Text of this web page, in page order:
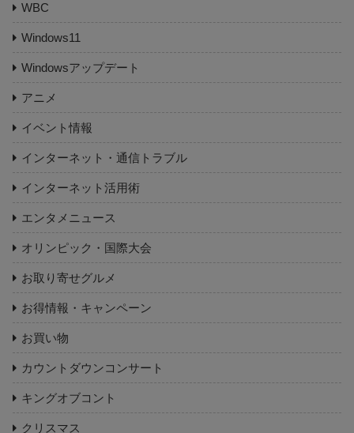
WBC
Windows11
Windowsアップデート
アニメ
イベント情報
インターネット・通信トラブル
インターネット活用術
エンタメニュース
オリンピック・国際大会
お取り寄せグルメ
お得情報・キャンペーン
お買い物
カウントダウンコンサート
キングオブコント
クリスマス